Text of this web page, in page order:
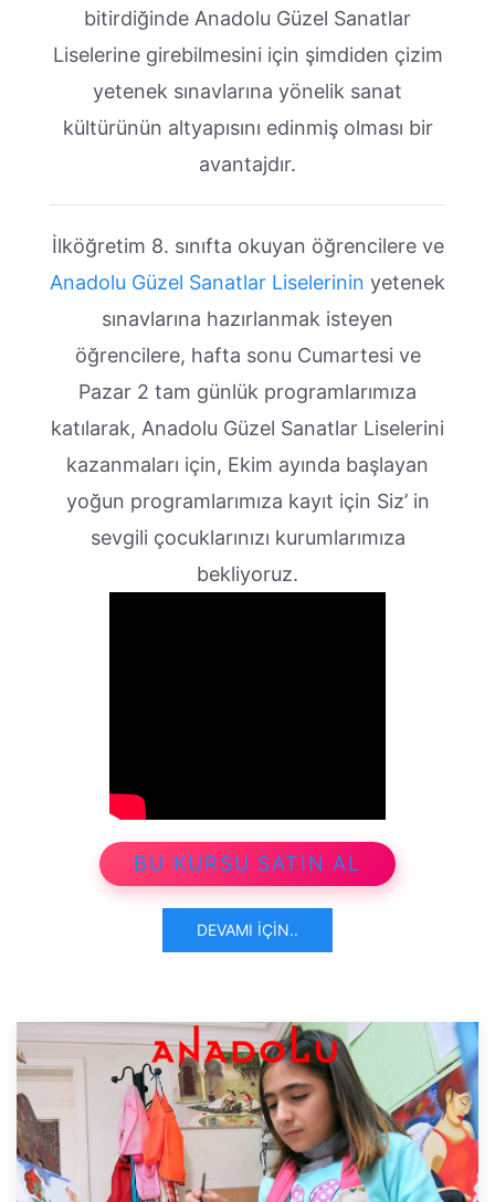
bitirdiğinde Anadolu Güzel Sanatlar
Liselerine girebilmesini için şimdiden çizim
yetenek sınavlarına yönelik sanat
kültürünün altyapısını edinmiş olması bir
avantajdır.
İlköğretim 8. sınıfta okuyan öğrencilere ve
Anadolu Güzel Sanatlar Liselerinin yetenek
sınavlarına hazırlanmak isteyen
öğrencilere, hafta sonu Cumartesi ve
Pazar 2 tam günlük programlarımıza
katılarak, Anadolu Güzel Sanatlar Liselerini
kazanmaları için, Ekim ayında başlayan
yoğun programlarımıza kayıt için Siz’ in
sevgili çocuklarınızı kurumlarımıza
bekliyoruz.
BU KURSU SATIN AL
DEVAMI İÇIN..